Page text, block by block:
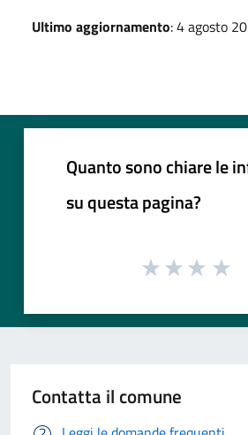
Ultimo aggiornamento: 4 agosto
Quanto sono chiare le
su questa pagina?
Contatta il comune